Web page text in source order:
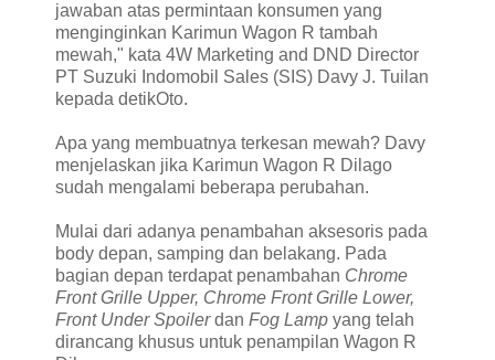
jawaban atas permintaan konsumen yang
menginginkan Karimun Wagon R tambah
mewah," kata 4W Marketing and DND Director
PT Suzuki Indomobil Sales (SIS) Davy J. Tuilan
kepada detikOto.
Apa yang membuatnya terkesan mewah? Davy
menjelaskan jika Karimun Wagon R Dilago
sudah mengalami beberapa perubahan.
Mulai dari adanya penambahan aksesoris pada
body depan, samping dan belakang. Pada
bagian depan terdapat penambahan Chrome
Front Grille Upper, Chrome Front Grille Lower,
Front Under Spoilerdan Fog Lamp yang telah
dirancang khusus untuk penampilan Wagon R